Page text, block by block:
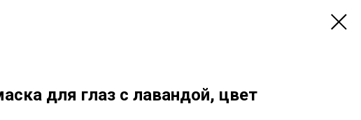
для глаз с лавандой, цвет